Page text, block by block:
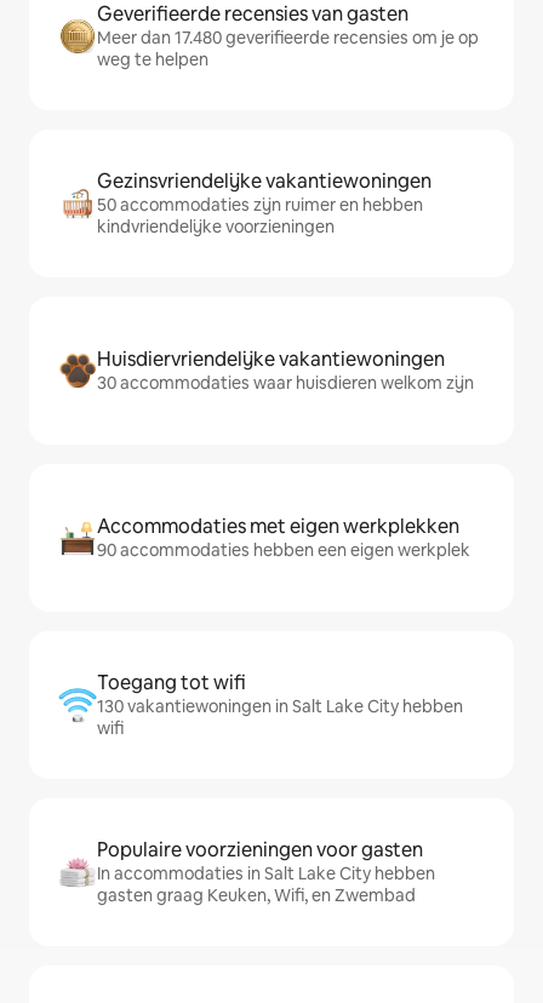
Geverifieerde recensies van gasten
Meer dan 17.480 geverifieerde recensies om je op
weg te helpen
Gezinsvriendelijke vakantiewoningen
50 accommodaties zijn ruimer en hebben
kindvriendelijke voorzieningen
Huisdiervriendelijke vakantiewoningen
30 accommodaties waar huisdieren welkom zijn
Accommodaties met eigen werkplekken
90 accommodaties hebben een eigen werkplek
Toegang tot wifi
130 vakantiewoningen in Salt Lake City hebben
wifi
Populaire voorzieningen voor gasten
In accommodaties in Salt Lake City hebben
gasten graag Keuken, Wifi, en Zwembad